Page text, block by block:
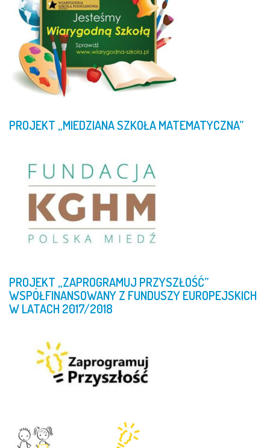
PROJEKT „MIEDZIANASZKOŁAMATEMATYCZNA”
PROJEKT „ZAPROGRAMUJ PRZYSZŁOŚĆ”
WSPÓŁFINANSOWANYZ FUNDUSZYEUROPEJSKICH
WLATACH2017/2018